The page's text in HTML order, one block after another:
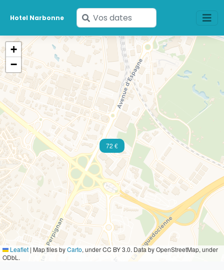
Hotel Narbonne
Saisissez
vos
dates
72 €
+
−
Leaflet | Map tiles byCarto, under CC BY 3.0. Data by OpenStreetMap, under
ODbL.